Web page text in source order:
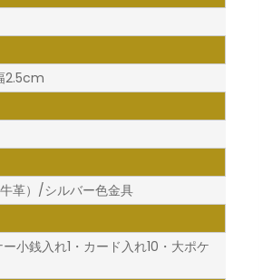
2.5cm
革）/シルバー色金具
小銭入れ1・カード入れ10・大ポケ